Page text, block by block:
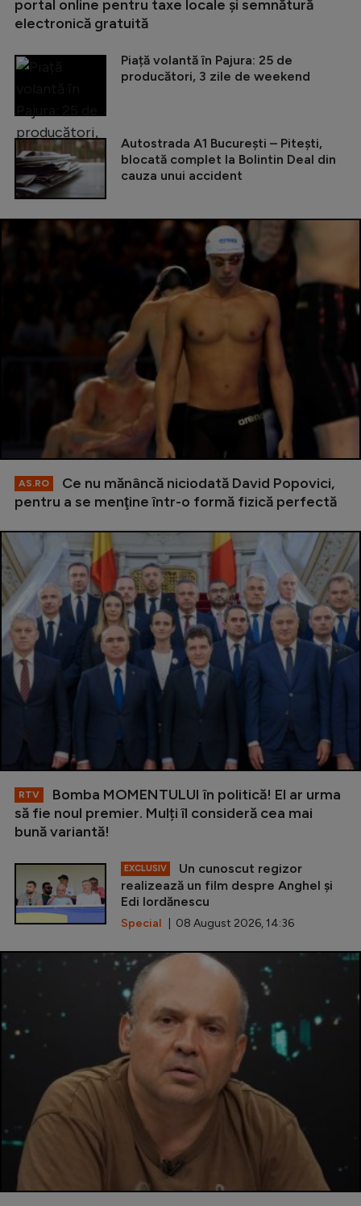
portal online pentru taxe locale și semnătură
electronică gratuită
Piață volantă în Pajura: 25 de
producători, 3 zile de weekend
Autostrada A1 București – Pitești,
blocată complet la Bolintin Deal din
cauza unui accident
AS.RO
Ce nu mănâncă niciodată David Popovici,
pentru a se menţine într-o formă fizică perfectă
RTV
Bomba MOMENTULUI în politică! El ar urma
să fie noul premier. Mulți îl consideră cea mai
bună variantă!
EXCLUSIV
Un cunoscut regizor
realizează un film despre Anghel și
Edi Iordănescu
Special | 08 August 2026, 14:36